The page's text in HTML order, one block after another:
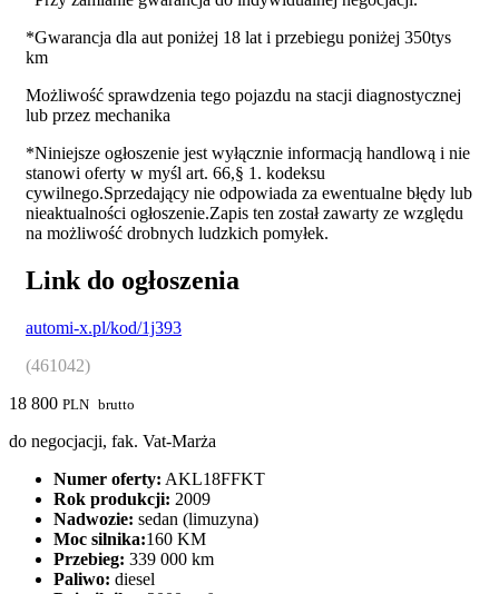
*Gwarancja dla aut poniżej 18 lat i przebiegu poniżej 350tys
km
Możliwość sprawdzenia tego pojazdu na stacji diagnostycznej
lub przez mechanika
*Niniejsze ogłoszenie jest wyłącznie informacją handlową i nie
stanowi oferty w myśl art. 66,§ 1. kodeksu
cywilnego.Sprzedający nie odpowiada za ewentualne błędy lub
nieaktualności ogłoszenie.Zapis ten został zawarty ze względu
na możliwość drobnych ludzkich pomyłek.
Link do ogłoszenia
automi-x.pl/kod/1j393
(461042)
18 800 PLN brutto
do negocjacji, fak. Vat-Marża
Numer oferty: AKL18FFKT
Rok produkcji: 2009
Nadwozie: sedan (limuzyna)
Moc silnika:160 KM
Przebieg: 339 000 km
Paliwo: diesel